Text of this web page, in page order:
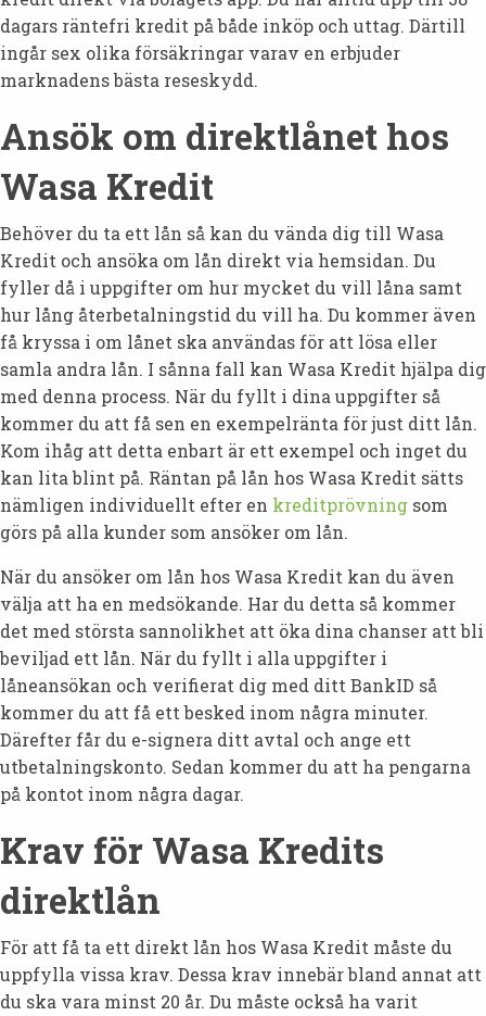
dagars räntefri kredit på både inköp och uttag. Därtill
ingår sex olika försäkringar varav en erbjuder
marknadens bästa reseskydd.
Ansök om direktlånet hos
Wasa Kredit
Behöver du ta ett lån så kan du vända dig till Wasa
Kredit och ansöka om lån direkt via hemsidan. Du
fyller då i uppgifter om hur mycket du vill låna samt
hur lång återbetalningstid du vill ha. Du kommer även
få kryssa i om lånet ska användas för att lösa eller
samla andra lån. I sånna fall kan Wasa Kredit hjälpa dig
med denna process. När du fyllt i dina uppgifter så
kommer du att få sen en exempelränta för just ditt lån.
Kom ihåg att detta enbart är ett exempel och inget du
kan lita blint på. Räntan på lån hos Wasa Kredit sätts
nämligen individuellt efter en kreditprövning som
görs på alla kunder som ansöker om lån.
När du ansöker om lån hos Wasa Kredit kan du även
välja att ha en medsökande. Har du detta så kommer
det med största sannolikhet att öka dina chanser att bli
beviljad ett lån. När du fyllt i alla uppgifter i
låneansökan och verifierat dig med ditt BankID så
kommer du att få ett besked inom några minuter.
Därefter får du e-signera ditt avtal och ange ett
utbetalningskonto. Sedan kommer du att ha pengarna
på kontot inom några dagar.
Krav för Wasa Kredits
direktlån
För att få ta ett direkt lån hos Wasa Kredit måste du
uppfylla vissa krav. Dessa krav innebär bland annat att
du ska vara minst 20 år. Du måste också ha varit